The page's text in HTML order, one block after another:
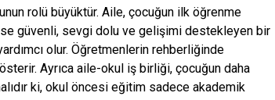
rolü büyüktür. Aile, çocuğun ilk öğrenme
ise güvenli, sevgi dolu ve gelişimi destekleyen bir
olur. Öğretmenlerin rehberliğinde
Ayrıca aile-okul iş birliği, çocuğun daha
ki, okul öncesi eğitim sadece akademik